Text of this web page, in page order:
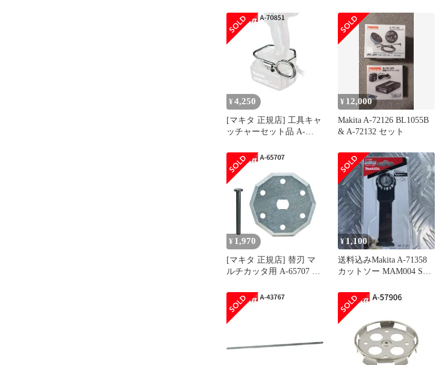
¥ 4,250
[マキタ 正規店] 工具キャ
ッチャーセット品 A-
¥ 12,000
Makita A-72126 BL1055B
& A-72132 セット
¥ 1,970
[マキタ 正規店] 替刃 マ
ルチカッタ用 A-65707 ロ
¥1,100
送料込みMakita A-71358
カットソー MAM004 SK